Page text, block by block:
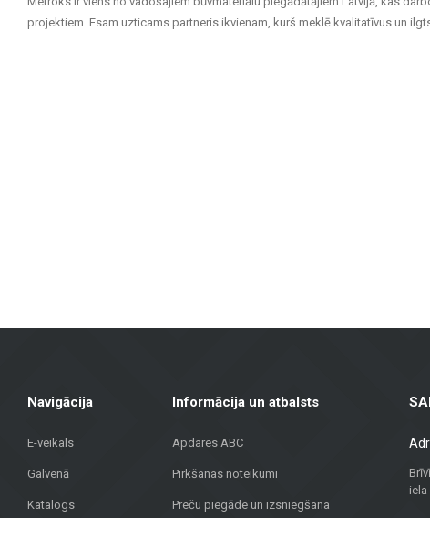
projektiem. Esam uzticams partneris ikvienam, kurš meklē kvalitatīvus un
Apvienojot vairāk nekā 20 gadu pieredzi, augstvērtīgus materiālus un
Navigācija
E-veikals
Galvenā
Katalogs
Informācija un atbalsts
Apdares ABC
Pirkšanas noteikumi
Preču piegāde un izsniegšana
iela